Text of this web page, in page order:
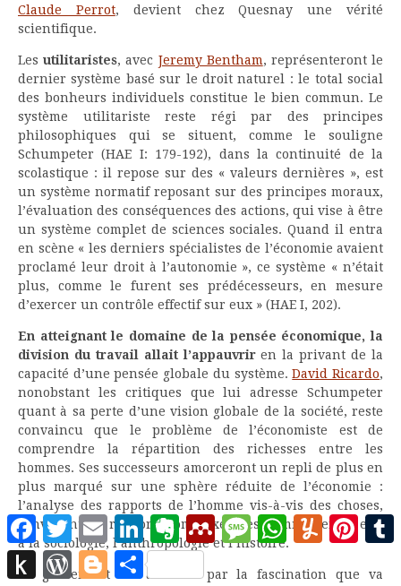
Claude Perrot, devient chez Quesnay une vérité
scientifique.
Les utilitaristes, avec Jeremy Bentham, représenteront le
dernier système basé sur le droit naturel : le total social
des bonheurs individuels constitue le bien commun. Le
système utilitariste reste régi par des principes
philosophiques qui se situent, comme le souligne
Schumpeter (HAE I: 179-192), dans la continuité de la
scolastique : il repose sur des « valeurs dernières », est
un système normatif reposant sur des principes moraux,
l’évaluation des conséquences des actions, qui vise à être
un système complet de sciences sociales. Quand il entra
en scène « les derniers spécialistes de l’économie avaient
proclamé leur droit à l’autonomie », ce système « n’était
plus, comme le furent ses prédécesseurs, en mesure
d’exercer un contrôle effectif sur eux » (HAE I, 202).
En atteignant le domaine de la pensée économique, la
division du travail allait l’appauvriren la privant de la
capacité d’une pensée globale du système.David Ricardo,
nonobstant les critiques que lui adresse Schumpeter
quant à sa perte d’une vision globale de la société, reste
convaincu que le problème de l’économiste est de
comprendre la répartition des richesses entre les
hommes. Ses successeurs amorceront un repli de plus en
plus marqué sur une sphère réduite de l’économie :
l’analyse des rapports de l’homme vis-à-vis des choses,
renvoyant les rapports complexes des hommes entre eux
à la sociologie, l’anthropologie et l’histoire.
Ce glissement est accéléré par la fascination que va
FacebookTwitterEmail LinkedInEvernoteMendeleyMessageWhatsApp
Yummly
Push
to
WordPress
BloggerPartager